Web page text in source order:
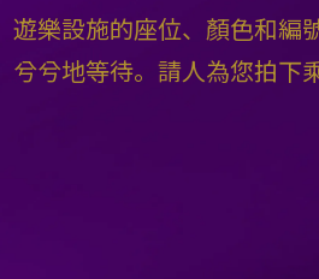
遊樂設施的座位、顏色和編
兮兮地等待。請人為您拍下